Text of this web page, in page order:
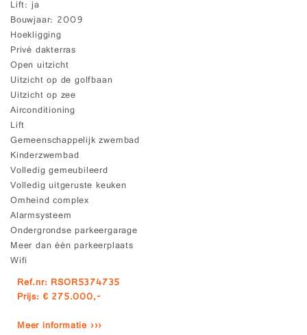
Lift ja
Bouwjaar 2009
Hoekligging
Privé dakterras
Open uitzicht
Uitzicht op de golfbaan
Uitzicht op zee
Airconditioning
Lift
Gemeenschappelijk zwembad
Kinderzwembad
Volledig gemeubileerd
Volledig uitgeruste keuken
Omheind complex
Alarmsysteem
Ondergrondse parkeergarage
Meer dan één parkeerplaats
Wifi
Ref.nr: RSOR5374735
Prijs: € 275.000,-
Meer informatie ›››